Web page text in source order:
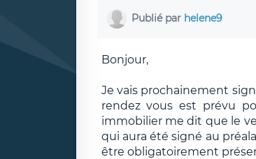
Publié par helene9
Bonjour,
Je vais prochainement
rendez vous est prévu
immobilier me dit que le
qui aura été signé au
être obligatoirement